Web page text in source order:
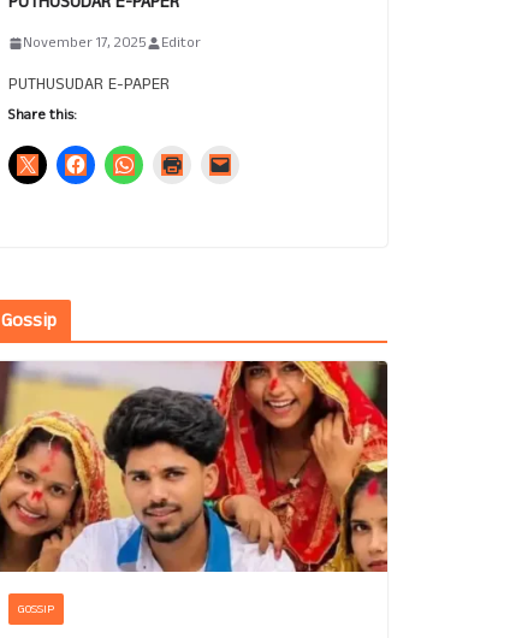
November 17, 2025 Editor
PUTHUSUDAR E-PAPER
Share this:
Gossip
GOSSIP